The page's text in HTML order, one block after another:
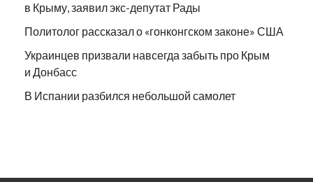
в Крыму, заявил экс-депутат Рады
Политолог рассказал о «гонконгском законе» США
Украинцев призвали навсегда забыть про Крым
и Донбасс
В Испании разбился небольшой самолет